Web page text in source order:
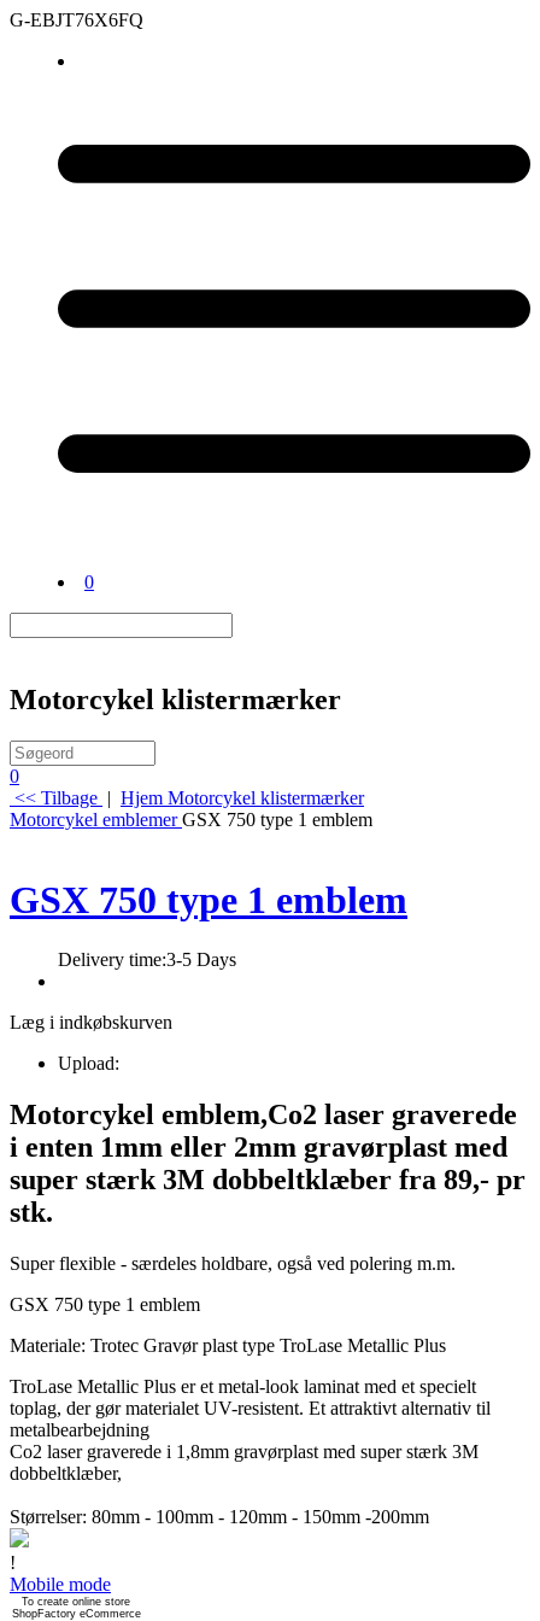
G-EBJT76X6FQ
0
Motorcykel klistermærker
0
<< Tilbage | Hjem Motorcykel klistermærker
Motorcykel emblemer GSX 750 type 1 emblem
GSX 750 type 1 emblem
Delivery time:3-5 Days
Læg i indkøbskurven
Upload:
Motorcykel emblem,Co2 laser graverede
i enten 1mm eller 2mm gravørplast med
super stærk 3M dobbeltklæber fra 89,- pr
stk.
Super flexible - særdeles holdbare, også ved polering m.m.
GSX 750 type 1 emblem
Materiale: Trotec Gravør plast type TroLase Metallic Plus
TroLase Metallic Plus er et metal-look laminat med et specielt
toplag, der gør materialet UV-resistent. Et attraktivt alternativ til
metalbearbejdning
Co2 laser graverede i 1,8mm gravørplast med super stærk 3M
dobbeltklæber,
Størrelser: 80mm - 100mm - 120mm - 150mm -200mm
!
Mobile mode
To create online store
ShopFactory eCommerce